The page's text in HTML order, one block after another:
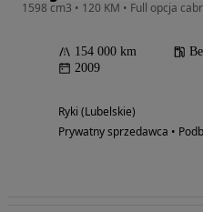
1598 cm3 • 120 KM • Full opcja
154 000 km
2009
Ryki (Lubelskie)
Prywatny sprzedawca •